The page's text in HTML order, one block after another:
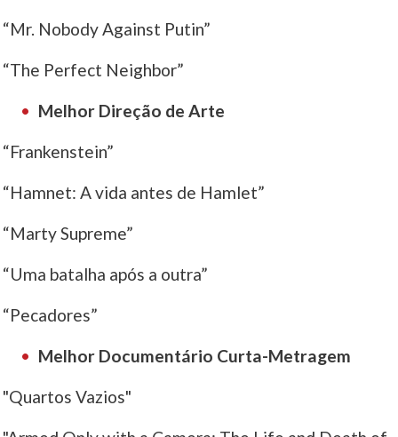
“Mr. Nobody Against Putin”
“The Perfect Neighbor”
Melhor Direção de Arte
“Frankenstein”
“Hamnet: A vida antes de Hamlet”
“Marty Supreme”
“Uma batalha após a outra”
“Pecadores”
Melhor Documentário Curta-Metragem
"Quartos Vazios"